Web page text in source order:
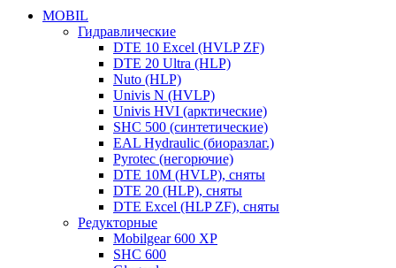
MOBIL
Гидравлические
DTE 10 Excel (HVLP ZF)
DTE 20 Ultra (HLP)
Nuto (HLP)
Univis N (HVLP)
Univis HVI (арктические)
SHC 500 (синтетические)
EAL Hydraulic (биоразлаг.)
Pyrotec (негорючие)
DTE 10M (HVLP), сняты
DTE 20 (HLP), сняты
DTE Excel (HLP ZF), сняты
Редукторные
Mobilgear 600 XP
SHC 600